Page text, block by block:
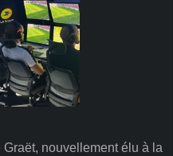
nouvellement élu à la